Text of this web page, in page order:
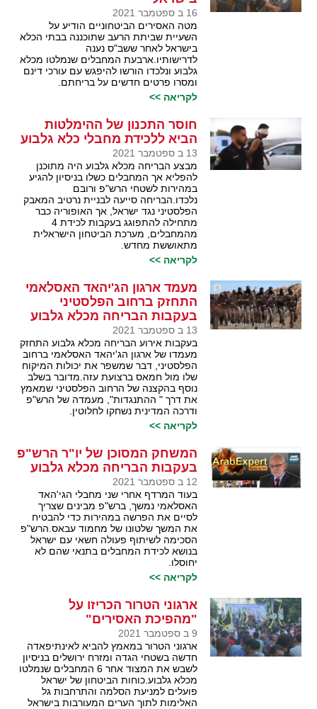
16 ב ספטמבר 2021
מטה האסירים הביטחוניים הודיע על
השעיית שביתת הרעב שתוכננה בבתי הכלא
בישראל לאחר ששב"ס נענה
לדרישותיו.ארבעת המחבלים שנמלטו מכלא
גלבוע ונלכדו הורשו להיפגש עם עורכי דינם
ומסרו פרטים חדשים על בריחתם.
לקריאה >>
חוסר התכנון של ההימלטות
הביא ללכידת מחבלי כלא גלבוע
13 ב ספטמבר 2021
מבצע הבריחה מכלא גלבוע היה מתוכנן
להפליא אך המחבלים כשלו בניסיון להגיע
במהירות לשטחי הרש"פ ורובם
נלכדו.הבריחה סייעה לבניית נרטיב המאבק
הפלסטיני נגד ישראל, אך האופוריה כבר
מתחילה להתפוגג בעקבות לכידת 4
מהמחבלים, מערכת הביטחון הישראלית
מתאוששת מחדש.
לקריאה >>
מעמד ארגון הג'יהאד האסלאמי
התחזק ברחוב הפלסטיני
בעקבות הבריחה מכלא גלבוע
13 ב ספטמבר 2021
בעקבות אירוע הבריחה מכלא גלבוע התחזק
מעמדו של ארגון הג'יהאד האסלאמי ברחוב
הפלסטיני, דבר שמשפר את יכולות המיקוח
שלו מול חמאס ברצועת עזה.מדובר בשלב
נוסף בהקצנה של הרחוב הפלסטיני שמאמץ
את דרך " ההתנגדות", מעמדה של הרש"פ
ודרכה המדינית נשחקו לחלוטין.
לקריאה >>
המשחק המסוכן של יו"ר הרש"פ
בעקבות הבריחה מכלא גלבוע
12 ב ספטמבר 2021
בעוד המרדף אחרי שני מחבלי הגי'האד
האסלאמי נמשך, ברש"פ מבינים שצריך
לסיים את הפרשה במהירות כדי להבטיח
את המשך שלטונו של מחמוד עבאס.הרש"פ
הסכימה לשיתוף פעולה חשאי עם ישראל
בנושא לכידת המחבלים בתנאי שהם לא
יחוסלו.
לקריאה >>
ארגוני הטרור הכריזו על
"מהפיכת האסירים"
9 ב ספטמבר 2021
ארגוני הטרור במאמץ להביא לאינתיפאדה
חדשה בשטחי הגדה ומזרח ירושלים בניסיון
לשבש את המצוד אחר 6 המחבלים שנמלטו
מכלא גלבוע.כוחות הביטחון של ישראל
פועלים למניעת הסלמה והתרחבות גל
האלימות לתוך הערים המעורבות בישראל